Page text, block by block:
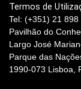
Termos de
Tel: (+351) 21
Pavilhão do
Largo José
Parque das
1990-073 Lisboa,